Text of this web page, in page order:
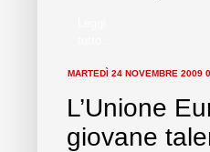
MARTEDÌ 24 NOVEMBRE 2009
L’Unione
giovane